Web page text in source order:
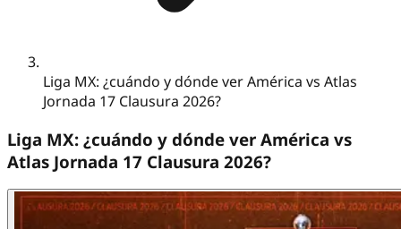
Liga MX: ¿cuándo y dónde ver América vs Atlas
Jornada 17 Clausura 2026?
Liga MX: ¿cuándo y dónde ver América vs
Atlas Jornada 17 Clausura 2026?